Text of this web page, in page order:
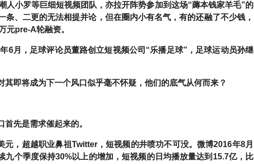
人小罗等巨细短视频团队，亦拉开阵势参加到这场“薅本钱家羊毛”的
条、二更的无法相提并论，但在圈内小有名气，有的还融了不少钱，
元pre-A轮融资。
6月，足球评论员董路创立短视频公司“乐播足球”，足球运动员孙继
即将成为下一个风口似乎毫不怀疑，他们的底气从何而来？
首先是需求催起来的。
，超越职业鼻祖Twitter，短视频的井喷功不可没。微博2016年8月
九个季度保持30%以上的增加，短视频的日均播放量达到15.7亿，比